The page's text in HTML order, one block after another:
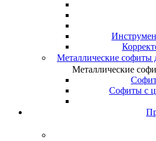
Металлические софиты
Металлические
Софиты с